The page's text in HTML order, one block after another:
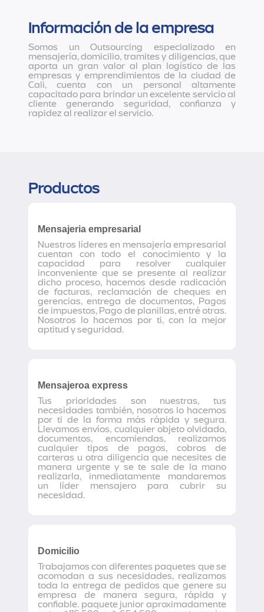
Información de la empresa
Somos un Outsourcing especializado en
mensajería, domicilio, tramites y diligencias, que
aporta un gran valor al plan logístico de las
empresas y emprendimientos de la ciudad de
Cali, cuenta con un personal altamente
capacitado para brindar un excelente servicio al
cliente generando seguridad, confianza y
rapidez al realizar el servicio.
Productos
Mensajeria empresarial
Nuestros líderes en mensajería empresarial
cuentan con todo el conocimiento y la
capacidad para resolver cualquier
inconveniente que se presente al realizar
dicho proceso, hacemos desde radicación
de facturas, reclamación de cheques en
gerencias, entrega de documentos, Pagos
de impuestos, Pago de planillas, entré otras.
Nosotros lo hacemos por ti, con la mejor
aptitud y seguridad.
Mensajeroa express
Tus prioridades son nuestras, tus
necesidades también, nosotros lo hacemos
por ti de la forma más rápida y segura.
Llevamos envíos, cualquier objeto olvidado,
documentos, encomiendas, realizamos
cualquier tipos de pagos, cobros de
carteras u otra diligencia que necesites de
manera urgente y se te sale de la mano
realizarla, inmediatamente mandaremos
un líder mensajero para cubrir su
necesidad.
Domicilio
Trabajamos con diferentes paquetes que se
acomodan a sus necesidades, realizamos
toda la entrega de pedidos que genere su
empresa de manera segura, rápida y
confiable. paquete junior aproximadamente